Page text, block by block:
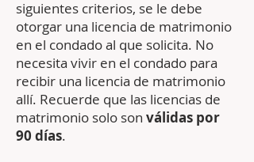
siguientes criterios, se le debe
otorgar una licencia de matrimonio
en el condado al que solicita. No
necesita vivir en el condado para
recibir una licencia de matrimonio
allí. Recuerde que las licencias de
matrimonio solo son válidas por
90 días.